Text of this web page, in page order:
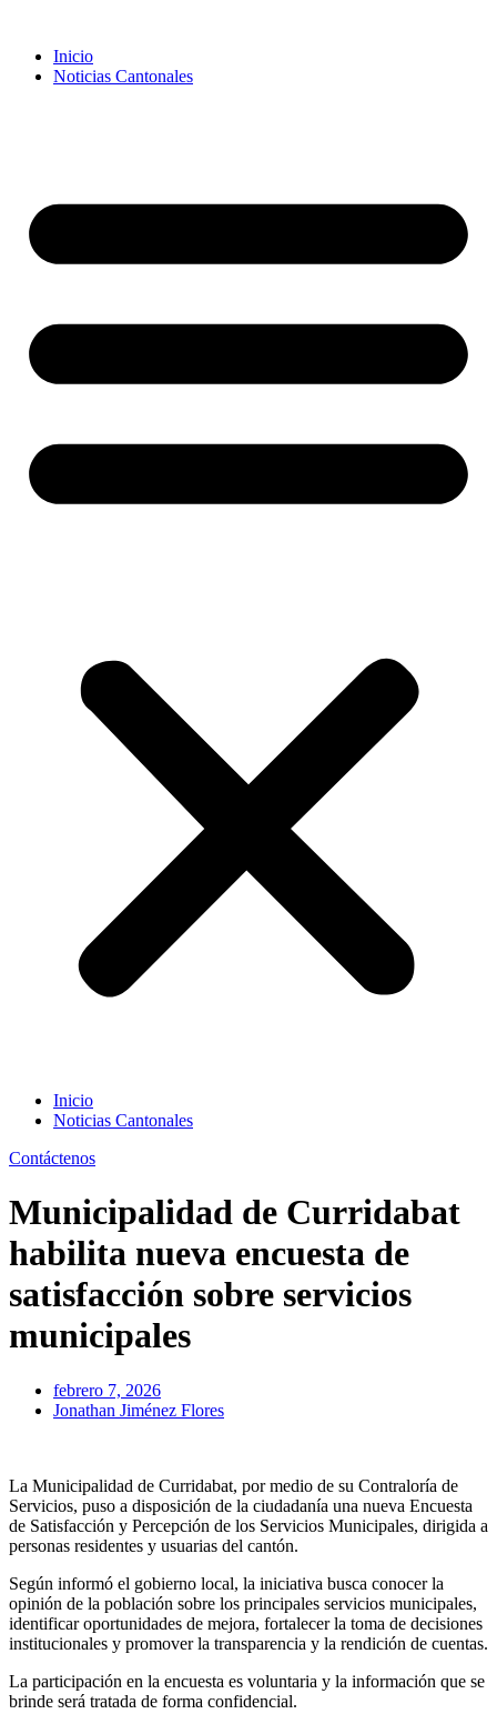
Inicio
Noticias Cantonales
Inicio
Noticias Cantonales
Contáctenos
Municipalidad de Curridabat
habilita nueva encuesta de
satisfacción sobre servicios
municipales
febrero 7, 2026
Jonathan Jiménez Flores
La Municipalidad de Curridabat, por medio de su Contraloría de
Servicios, puso a disposición de la ciudadanía una nueva Encuesta
de Satisfacción y Percepción de los Servicios Municipales, dirigida a
personas residentes y usuarias del cantón.
Según informó el gobierno local, la iniciativa busca conocer la
opinión de la población sobre los principales servicios municipales,
identificar oportunidades de mejora, fortalecer la toma de decisiones
institucionales y promover la transparencia y la rendición de cuentas.
La participación en la encuesta es voluntaria y la información que se
brinde será tratada de forma confidencial.